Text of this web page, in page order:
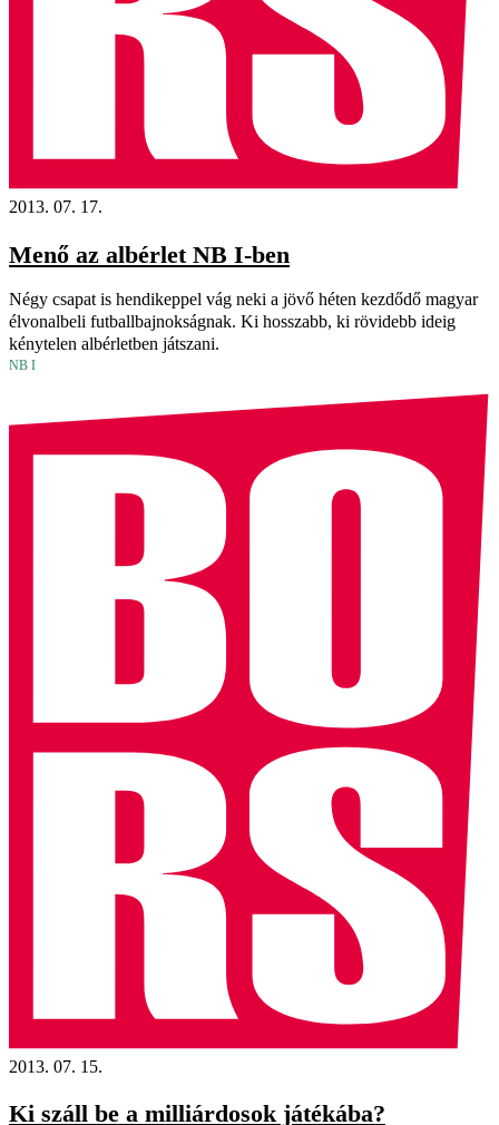
2013. 07. 17.
Menő az albérlet NB I-ben
Négy csapat is hendikeppel vág neki a jövő héten kezdődő magyar
élvonalbeli futballbajnokságnak. Ki hosszabb, ki rövidebb ideig
kénytelen albérletben játszani.
NB I
2013. 07. 15.
Ki száll be a milliárdosok játékába?